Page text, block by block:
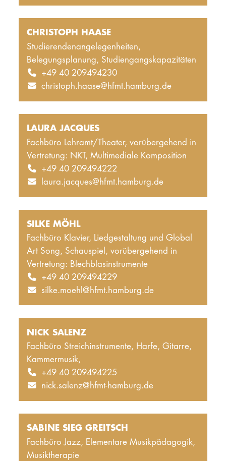
CHRISTOPH HAASE
Studierendenangelegenheiten,
Belegungsplanung, Studiengangskapazitäten
+49 40 209494230
christoph.haase@hfmt.hamburg.de
LAURA JACQUES
Fachbüro Lehramt/Theater, vorübergehend in
Vertretung: NKT, Multimediale Komposition
+49 40 209494222
laura.jacques@hfmt.hamburg.de
SILKE MÖHL
Fachbüro Klavier, Liedgestaltung und Global
Art Song, Schauspiel, vorübergehend in
Vertretung: Blechblasinstrumente
+49 40 209494229
silke.moehl@hfmt.hamburg.de
NICK SALENZ
Fachbüro Streichinstrumente, Harfe, Gitarre,
Kammermusik,
+49 40 209494225
nick.salenz@hfmt-hamburg.de
SABINE SIEG GREITSCH
Fachbüro Jazz, Elementare Musikpädagogik,
Musiktherapie
myCampus